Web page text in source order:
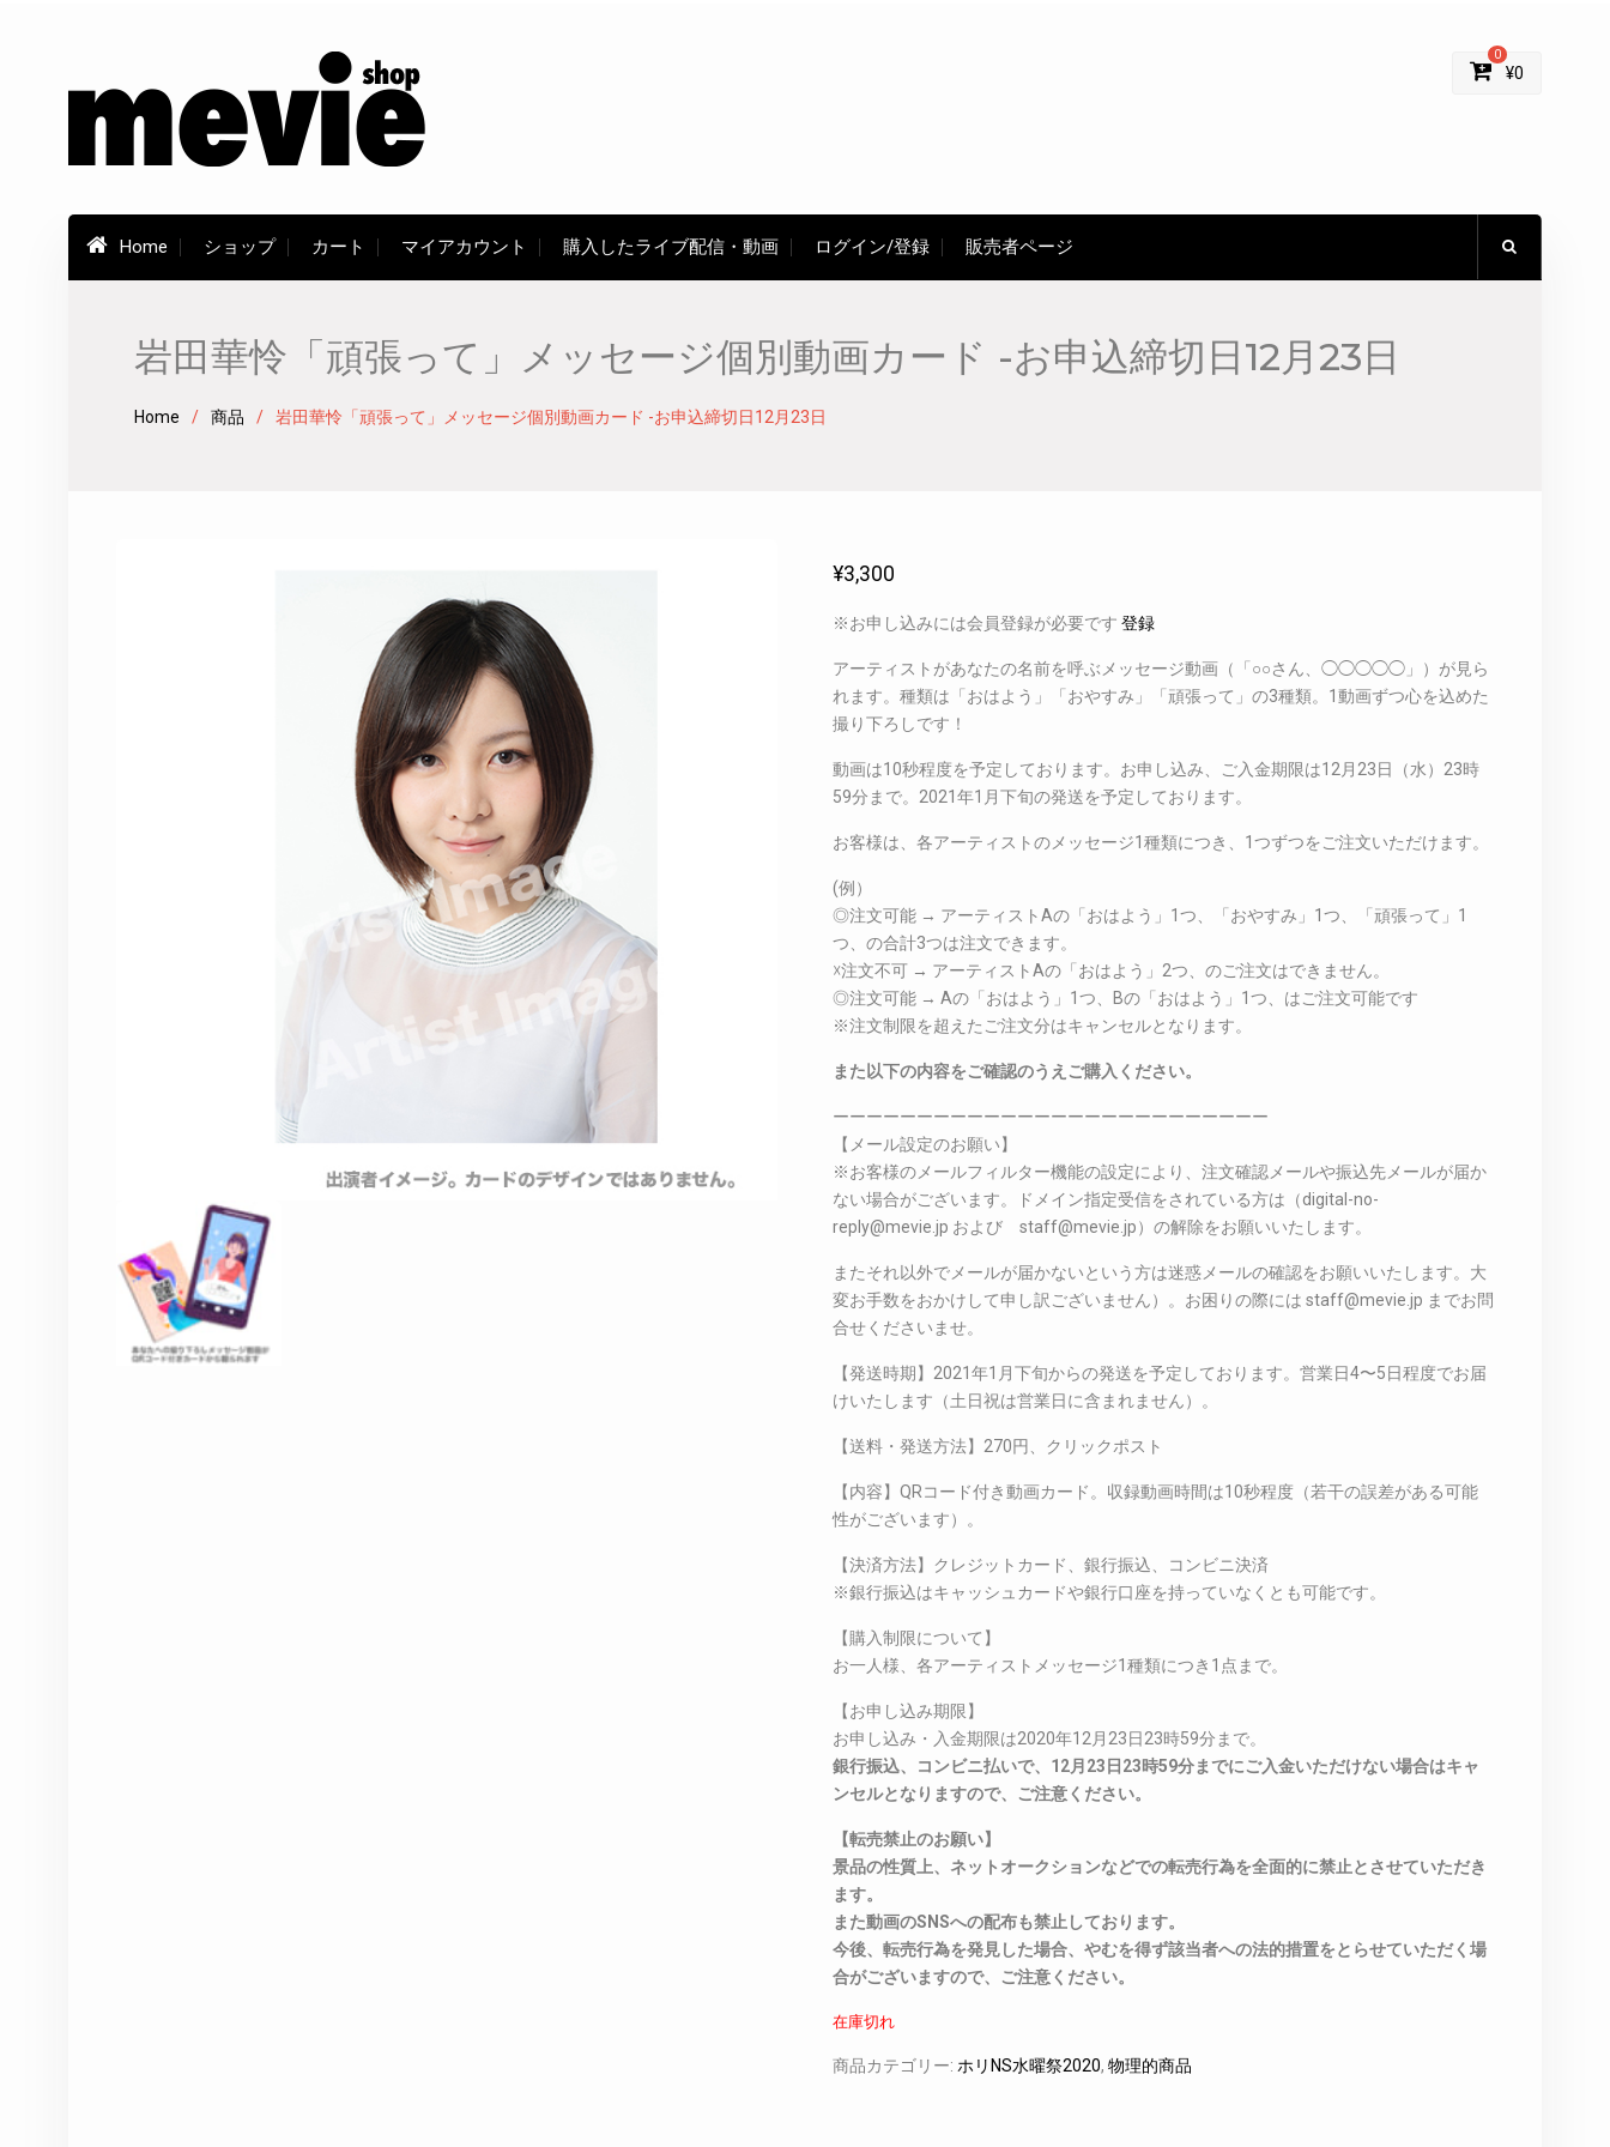
0
¥0
Home ショップ カート マイアカウント 購入したライブ配信・動画 ログイン/登録 販売者ページ
岩田華怜「頑張って」メッセージ個別動画カード -お申込締切日12月23日
Home 商品 岩田華怜「頑張って」メッセージ個別動画カード -お申込締切日12月23日
¥3,300
※お申し込みには会員登録が必要です 登録
アーティストがあなたの名前を呼ぶメッセージ動画（「○○さん、◯◯◯◯◯」）が見ら
れます。種類は「おはよう」「おやすみ」「頑張って」の3種類。1動画ずつ心を込めた
撮り下ろしです！
動画は10秒程度を予定しております。お申し込み、ご入金期限は12月23日（水）23時
59分まで。2021年1月下旬の発送を予定しております。
お客様は、各アーティストのメッセージ1種類につき、1つずつをご注文いただけます。
(例）
◎注文可能 → アーティストAの「おはよう」1つ、「おやすみ」1つ、「頑張って」1
つ、の合計3つは注文できます。
☓注文不可 → アーティストAの「おはよう」2つ、のご注文はできません。
◎注文可能 → Aの「おはよう」1つ、Bの「おはよう」1つ、はご注文可能です
※注文制限を超えたご注文分はキャンセルとなります。
また以下の内容をご確認のうえご購入ください。
ーーーーーーーーーーーーーーーーーーーーーーーーーー
【メール設定のお願い】
※お客様のメールフィルター機能の設定により、注文確認メールや振込先メールが届か
ない場合がございます。ドメイン指定受信をされている方は（digital-no-
reply@mevie.jp および staff@mevie.jp）の解除をお願いいたします。
またそれ以外でメールが届かないという方は迷惑メールの確認をお願いいたします。大
変お手数をおかけして申し訳ございません）。お困りの際には staff@mevie.jp までお問
合せくださいませ。
【発送時期】2021年1月下旬からの発送を予定しております。営業日4〜5日程度でお届
けいたします（土日祝は営業日に含まれません）。
【送料・発送方法】270円、クリックポスト
【内容】QRコード付き動画カード。収録動画時間は10秒程度（若干の誤差がある可能
性がございます）。
【決済方法】クレジットカード、銀行振込、コンビニ決済
※銀行振込はキャッシュカードや銀行口座を持っていなくとも可能です。
【購入制限について】
お一人様、各アーティストメッセージ1種類につき1点まで。
【お申し込み期限】
お申し込み・入金期限は2020年12月23日23時59分まで。
銀行振込、コンビニ払いで、12月23日23時59分までにご入金いただけない場合はキャ
ンセルとなりますので、ご注意ください。
【転売禁止のお願い】
景品の性質上、ネットオークションなどでの転売行為を全面的に禁止とさせていただき
ます。
また動画のSNSへの配布も禁止しております。
今後、転売行為を発見した場合、やむを得ず該当者への法的措置をとらせていただく場
合がございますので、ご注意ください。
在庫切れ
商品カテゴリー: ホリNS水曜祭2020, 物理的商品